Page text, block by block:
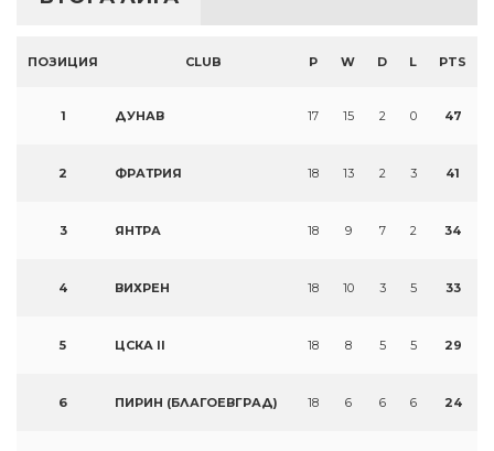
ПОЗИЦИЯ CLUB P W D L PTS
1 ДУНАВ 17 15 2 0 47
2 ФРАТРИЯ 18 13 2 3 41
3 ЯНТРА 18 9 7 2 34
4 ВИХРЕН 18 10 3 5 33
5 ЦСКА II 18 8 5 5 29
6 ПИРИН (БЛАГОЕВГРАД) 18 6 6 6 24